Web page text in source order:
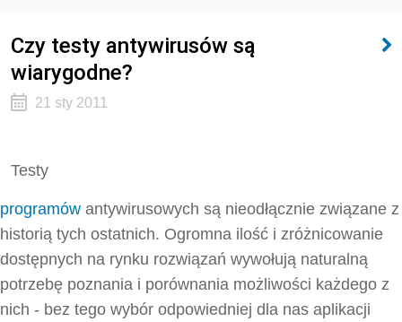
Czy testy antywirusów są
wiarygodne?
21 sty 2011
Testy
programów antywirusowych są nieodłącznie związane z
historią tych ostatnich. Ogromna ilość i zróżnicowanie
dostępnych na rynku rozwiązań wywołują naturalną
potrzebę poznania i porównania możliwości każdego z
nich - bez tego wybór odpowiedniej dla nas aplikacji